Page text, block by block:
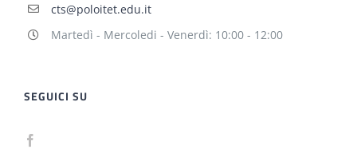
cts@poloitet.edu.it
Martedì - Mercoledi - Venerdì: 10:00 - 12:00
SEGUICI SU